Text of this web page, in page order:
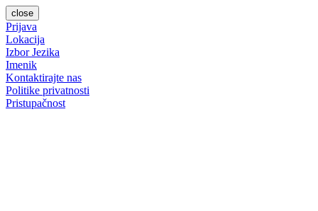
close
Prijava
Lokacija
Izbor Jezika
Imenik
Kontaktirajte nas
Politike privatnosti
Pristupačnost